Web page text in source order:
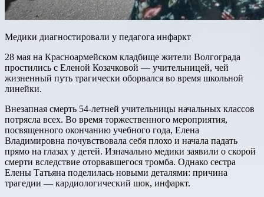
Медики диагностировали у педагога инфаркт
28 мая на Красноармейском кладбище жители Волгограда
простились с Еленой Козачковой — учительницей, чей
жизненный путь трагически оборвался во время школьной
линейки.
Внезапная смерть 54-летней учительницы начальных классов
потрясла всех. Во время торжественного мероприятия,
посвященного окончанию учебного года, Елена
Владимировна почувствовала себя плохо и начала падать
прямо на глазах у детей. Изначально медики заявили о скорой
смерти вследствие оторвавшегося тромба. Однако сестра
Елены Татьяна поделилась новыми деталями: причина
трагедии — кардиологический шок, инфаркт.